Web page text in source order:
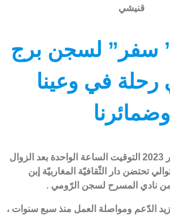
قنيشي
سفر” لسجن برج
رحلة في وعينا
وضمائرنا
التاريخ الجمعة 8 ديسمبر 2023 التوقيت الساعة الواحدة بعد الزوال
تحتضن دار الثّقافيّة المغاربيّة إبن
نادي المسرح لسجن الرّومي .
الدّعم ومواصلة العمل منذ سبع سنوات ،